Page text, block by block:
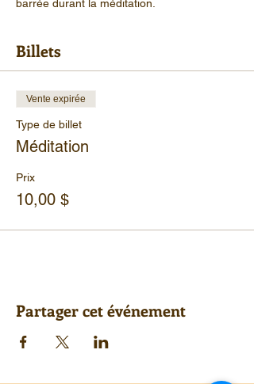
barrée durant la méditation.
Billets
Vente expirée
Type de billet
Méditation
Prix
10,00 $
Partager cet événement